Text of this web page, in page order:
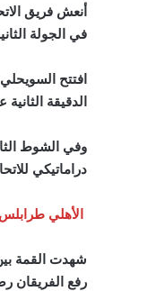
أنعش فريق
في الجولة
افتتح
الدقيقة
وفي الشوط
دراماتيكي
الأهلي
شهدت القمة
رفع الفريقان